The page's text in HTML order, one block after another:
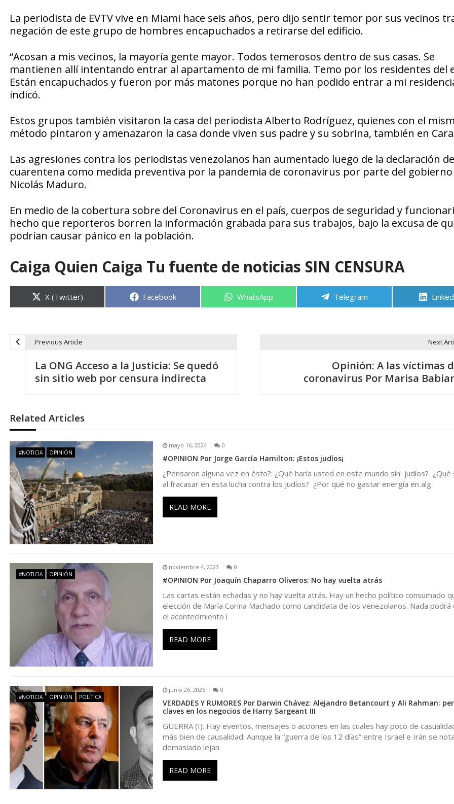
La periodista de EVTV vive en Miami hace seis años, pero dijo sentir temor por sus vecinos
negación de este grupo de hombres encapuchados a retirarse del edificio.
“Acosan a mis vecinos, la mayoría gente mayor. Todos temerosos dentro de sus casas. Se
mantienen allí intentando entrar al apartamento de mi familia. Temo por los residentes del
Están encapuchados y fueron por más matones porque no han podido entrar a mi
indicó.
Estos grupos también visitaron la casa del periodista Alberto Rodríguez, quienes con el
método pintaron y amenazaron la casa donde viven sus padre y su sobrina, también en
Las agresiones contra los periodistas venezolanos han aumentado luego de la declaración de
cuarentena como medida preventiva por la pandemia de coronavirus por parte del gobierno
Nicolás Maduro.
En medio de la cobertura sobre del Coronavirus en el país, cuerpos de seguridad y
hecho que reporteros borren la información grabada para sus trabajos, bajo la excusa de
podrían causar pánico en la población.
Caiga Quien Caiga Tu fuente de noticias SIN CENSURA
Compartir
en
X (Twitter) Compartir
Facebook Compartir
WhatsApp Compartir
Telegram
e
g
a
c
i
ó
n
e
n
t
r
a
d
Previous Article
La ONG Acceso a la Justicia: Se quedó
sin sitio web por censura indirecta
Next
Opinión: A las víctimas
coronavirus Por Marisa
Related Articles
#NOTICIA OPINIÓN
mayo 16, 2024 0
#OPINION Por Jorge García Hamilton: ¡Estos judíos¡
¿Pensaron alguna vez en ésto?: ¿Qué haría usted en este mundo sin judíos? ¿Qué
al fracasar en esta lucha contra los judíos? ¿Por qué no gastar energía en alg
READ MORE
#NOTICIA OPINIÓN
noviembre 4, 2023 0
#OPINION Por Joaquín Chaparro Oliveros: No hay vuelta atrás
Las cartas están echadas y no hay vuelta atrás. Hay un hecho político consumado
elección de María Corina Machado como candidata de los venezolanos. Nada
el acontecimiento i
READ MORE
#NOTICIA OPINIÓN POLÍTICA
junio 26, 2025 0
VERDADES Y RUMORES Por Darwin Chávez: Alejandro Betancourt y Ali Rahman:
claves en los negocios de Harry Sargeant III
GUERRA (I). Hay eventos, mensajes o acciones en las cuales hay poco de
más bien de causalidad. Aunque la “guerra de los 12 días” entre Israel e Irán se
demasiado lejan
READ MORE